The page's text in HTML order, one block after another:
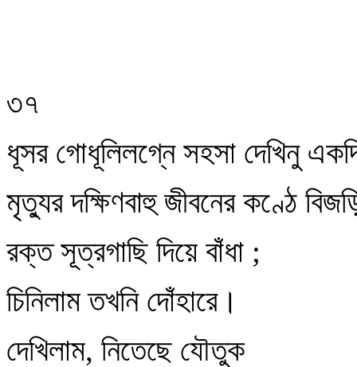
৩৭
ধূসর গোধূলিলগ্নে সহসা দেখিনু
মৃত্যুর দক্ষিণবাহু জীবনের কণ্ঠে
রক্ত সূত্রগাছি দিয়ে বাঁধা ;
চিনিলাম তখনি দোঁহারে।
দেখিলাম, নিতেছে যৌতুক